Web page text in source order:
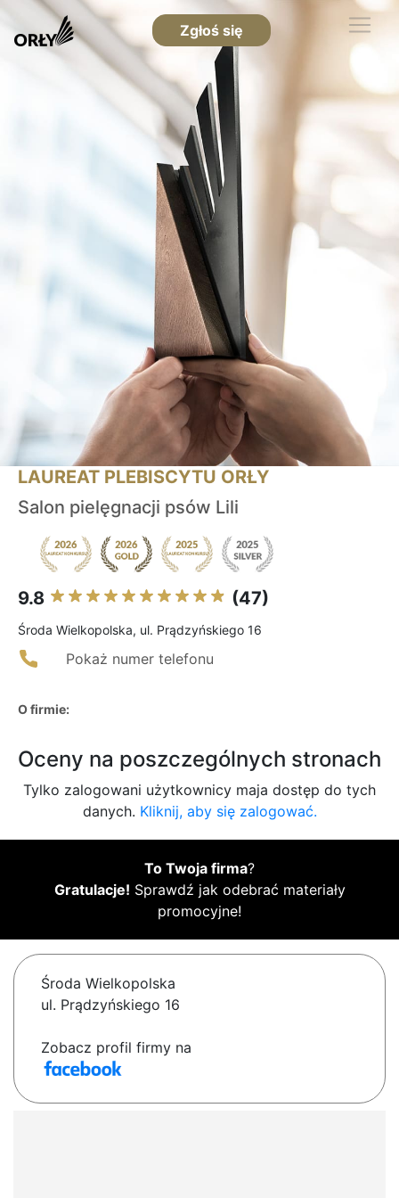
Zgłoś się
LAUREAT PLEBISCYTU ORŁY
Salon pielęgnacji psów Lili
9.8 (47)
Środa Wielkopolska, ul. Prądzyńskiego 16
Pokaż numer telefonu
O firmie:
Oceny na poszczególnych stronach
Tylko zalogowani użytkownicy maja dostęp do tych
danych. Kliknij, aby się zalogować.
To Twoja firma?
Gratulacje! Sprawdź jak odebrać materiały
promocyjne!
Środa Wielkopolska
ul. Prądzyńskiego 16
Zobacz profil firmy na